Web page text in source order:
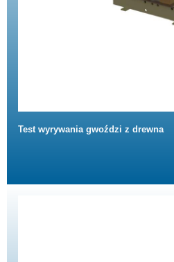
Test wyrywania gwoździ z drewna